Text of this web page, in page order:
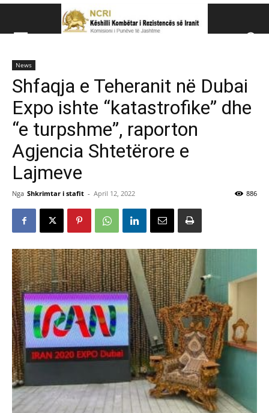
News
Shfaqja e Teheranit në Dubai
Expo ishte “katastrofike” dhe
“e turpshme”, raporton
Agjencia Shtetërore e
Lajmeve
Nga Shkrimtar i stafit - April 12, 2022 886